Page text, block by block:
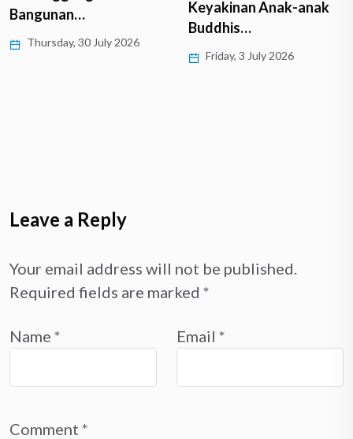
Bangunan…
Thursday, 30 July 2026
Keyakinan Anak-anak
Buddhis…
Friday, 3 July 2026
Leave a Reply
Your email address will not be published.
Required fields are marked *
Name * Email *
Comment *